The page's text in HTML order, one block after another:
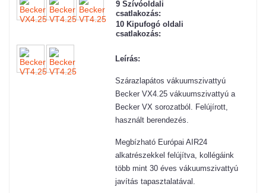
9 Szívóoldali
csatlakozás:
10 Kipufogó oldali
csatlakozás:
Leírás:
Szárazlapátos vákuumszivattyú
Becker VX4.25 vákuumszivattyú a
Becker VX sorozatból. Felújírott,
használt berendezés.
Megbízható Európai AIR24
alkatrészekkel felújítva, kollégáink
több mint 30 éves vákuumszivattyú
javítás tapasztalatával.